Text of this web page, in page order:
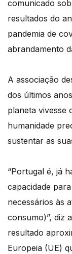
comunicado
resultados do
pandemia de
abrandamento
A associação
dos últimos
planeta vivesse
humanidade
sustentar as
“Portugal é, já
capacidade
necessários às
consumo)”, diz
resultado
Europeia (UE)